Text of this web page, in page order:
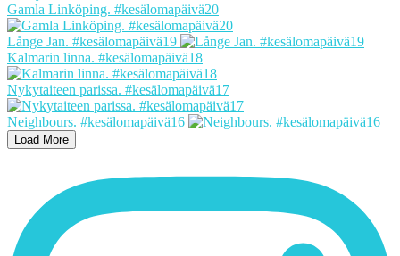
Gamla Linköping. #kesälomapäivä20
Långe Jan. #kesälomapäivä19
Kalmarin linna. #kesälomapäivä18
Nykytaiteen parissa. #kesälomapäivä17
Neighbours. #kesälomapäivä16
Load More